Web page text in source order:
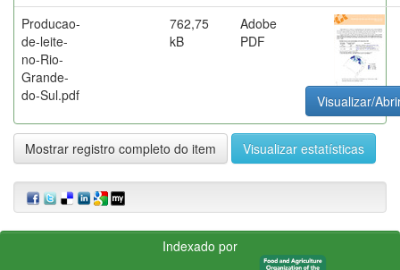
Producao-
de-leite-
no-Rio-
Grande-
do-Sul.pdf
762,75
kB
Adobe
PDF
Visualizar/
Mostrar registro completo do item Visualizar estatísticas
Indexado por